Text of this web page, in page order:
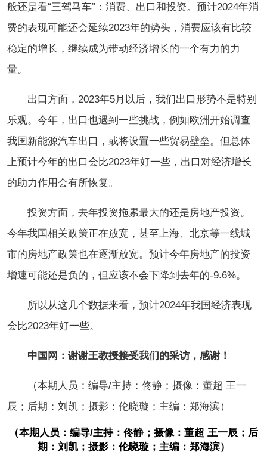
般还是看“三驾马车”：消费、出口和投资。预计2024年消
费的表现可能还会延续2023年的势头，消费应该有比较
稳定的增长，继续成为带动经济增长的一个有力的力
量。
出口方面，2023年5月以后，我们出口形势不是特别
乐观。今年，出口也遇到一些挑战，例如欧洲开始调查
我国新能源汽车出口，或将设置一些贸易壁垒。但总体
上预计今年的出口会比2023年好一些，出口对经济增长
的助力作用会有所恢复。
投资方面，去年投资拖累最大的还是房地产投资。
今年我国相关政策正在放宽，甚至上海、北京等一线城
市的房地产政策也在逐渐放宽。预计今年房地产的投资
增速可能还是负的，但应该不会下降到去年的-9.6%。
所以从这几个数据来看，预计2024年我国经济表现
会比2023年好一些。
中国网：谢谢王教授接受我们的采访，感谢！
（本期人员：编导/主持：佟静；摄像：董超 王一
辰；后期：刘凯；摄影：伦晓璇；主编：郑海滨）
（本期人员：编导/主持：佟静；摄像：董超 王一辰；后
期：刘凯；摄影：伦晓璇；主编：郑海滨）